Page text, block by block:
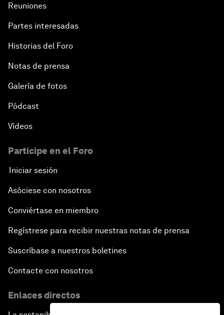
Reuniones
Partes interesadas
Historias del Foro
Notas de prensa
Galería de fotos
Pódcast
Vídeos
Participe en el Foro
Iniciar sesión
Asóciese con nosotros
Conviértase en miembro
Regístrese para recibir nuestras notas de prensa
Suscríbase a nuestros boletines
Contacte con nosotros
Enlaces directos